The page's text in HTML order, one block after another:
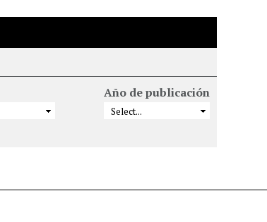
Año de publicación